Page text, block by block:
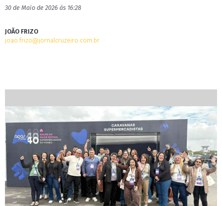
30 de Maio de 2026 às 16:28
JOÃO FRIZO
joao.frizo@jornalcruzeiro.com.br